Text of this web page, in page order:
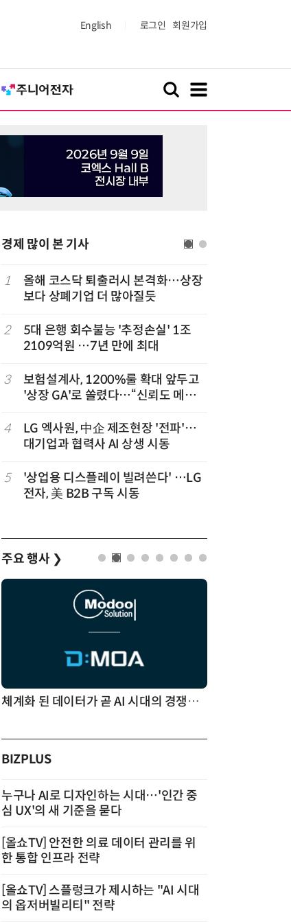
English 로그인 회원가입
경제 많이 본 기사
1
올해 코스닥 퇴출러시 본격화…상장
보다 상폐기업 더 많아질듯
2
5대 은행 회수불능 '추정손실' 1조
2109억원 …7년 만에 최대
3
보험설계사, 1200%룰 확대 앞두고
'상장 GA'로 쏠렸다…“신뢰도 메리
4
LG 엑사원, 中企 제조현장 '전파'…
대기업과 협력사 AI 상생 시동
5
'상업용 디스플레이 빌려쓴다' …LG
전자, 美 B2B 구독 시동
주요 행사 ❯
체계화 된 데이터가 곧 AI 시대의 경쟁력이다
BIZPLUS
누구나 AI로 디자인하는 시대…'인간 중
심 UX'의 새 기준을 묻다
[올쇼TV] 안전한 의료 데이터 관리를 위
한 통합 인프라 전략
[올쇼TV] 스플렁크가 제시하는 "AI 시대
의 옵저버빌리티" 전략